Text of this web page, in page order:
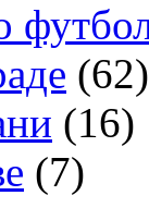
(62)
(16)
(7)